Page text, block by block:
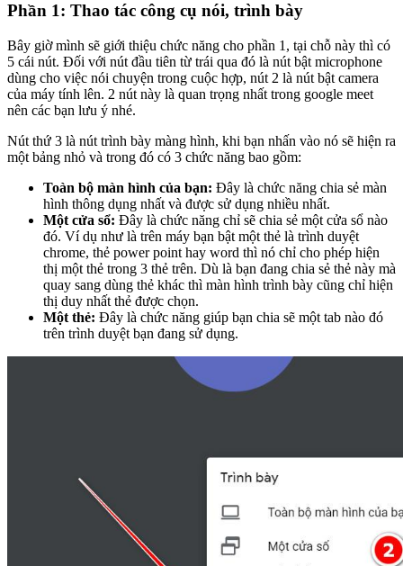
Phần 1: Thao tác công cụ nói, trình bày
Bây giờ mình sẽ giới thiệu chức năng cho phần 1, tại chỗ này thì có
5 cái nút. Đối với nút đầu tiên từ trái qua đó là nút bật microphone
dùng cho việc nói chuyện trong cuộc hợp, nút 2 là nút bật camera
của máy tính lên. 2 nút này là quan trọng nhất trong google meet
nên các bạn lưu ý nhé.
Nút thứ 3 là nút trình bày màng hình, khi bạn nhấn vào nó sẽ hiện ra
một bảng nhỏ và trong đó có 3 chức năng bao gồm:
Toàn bộ màn hình của bạn: Đây là chức năng chia sẻ màn
hình thông dụng nhất và được sử dụng nhiều nhất.
Một cửa sổ: Đây là chức năng chỉ sẽ chia sẻ một cửa sổ nào
đó. Ví dụ như là trên máy bạn bật một thẻ là trình duyệt
chrome, thẻ power point hay word thì nó chỉ cho phép hiện
thị một thẻ trong 3 thẻ trên. Dù là bạn đang chia sẻ thẻ này mà
quay sang dùng thẻ khác thì màn hình trình bày cũng chỉ hiện
thị duy nhất thẻ được chọn.
Một thẻ: Đây là chức năng giúp bạn chia sẽ một tab nào đó
trên trình duyệt bạn đang sử dụng.